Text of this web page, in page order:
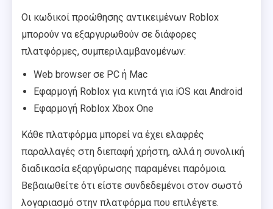
Οι κωδικοί προώθησης αντικειμένων Roblox
μπορούν να εξαργυρωθούν σε διάφορες
πλατφόρμες, συμπεριλαμβανομένων:
Web browser σε PC ή Mac
Εφαρμογή Roblox για κινητά για iOS και Android
Εφαρμογή Roblox Xbox One
Κάθε πλατφόρμα μπορεί να έχει ελαφρές
παραλλαγές στη διεπαφή χρήστη, αλλά η συνολική
διαδικασία εξαργύρωσης παραμένει παρόμοια.
Βεβαιωθείτε ότι είστε συνδεδεμένοι στον σωστό
λογαριασμό στην πλατφόρμα που επιλέγετε.